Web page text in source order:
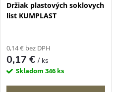
Držiak plastových soklovych
list KUMPLAST
0,14 € bez DPH
0,17 €/ ks
Skladom 346 ks